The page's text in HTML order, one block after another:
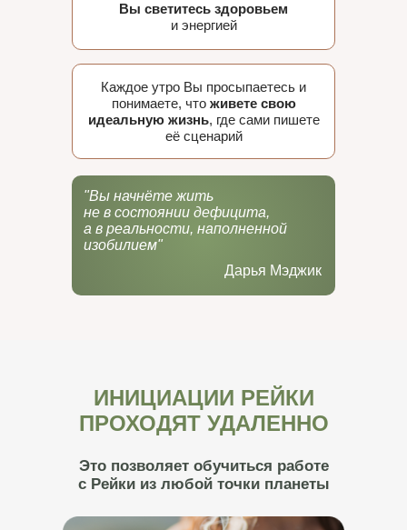
Вы светитесь здоровьем
и энергией
Каждое утро Вы просыпаетесь и
понимаете, что живете свою
идеальную жизнь, где сами пишете
её сценарий
"Вы начнёте жить
не в состоянии дефицита,
а в реальности, наполненной
изобилием"
Дарья Мэджик
ИНИЦИАЦИИ РЕЙКИ
ПРОХОДЯТ УДАЛЕННО
Это позволяет обучиться работе
с Рейки из любой точки планеты